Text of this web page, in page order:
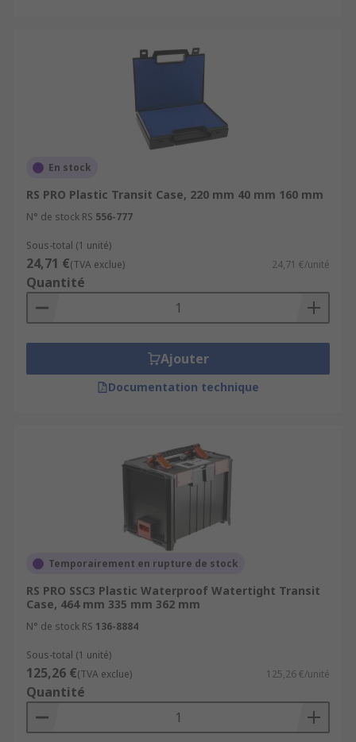
En stock
RS PRO Plastic Transit Case, 220 mm 40 mm 160 mm
N° de stock RS 556-777
Sous-total (1 unité)
24,71 €(TVA exclue) 24,71 €/unité
Quantité
Ajouter
Documentation technique
Temporairement en rupture de stock
RS PRO SSC3 Plastic Waterproof Watertight Transit
Case, 464 mm 335 mm 362 mm
N° de stock RS 136-8884
Sous-total (1 unité)
125,26 €(TVA exclue) 125,26 €/unité
Quantité